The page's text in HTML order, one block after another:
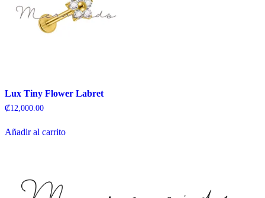
Lux Tiny Flower Labret
₡12,000.00
Añadir al carrito